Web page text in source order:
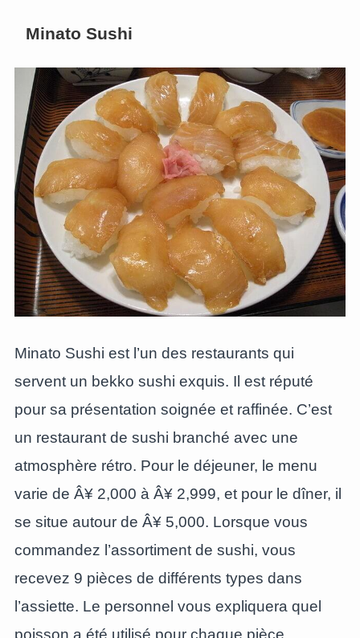
Minato Sushi
Minato Sushi est l’un des restaurants qui
servent un bekko sushi exquis. Il est réputé
pour sa présentation soignée et raffinée. C’est
un restaurant de sushi branché avec une
atmosphère rétro. Pour le déjeuner, le menu
varie de Â¥ 2,000 à Â¥ 2,999, et pour le dîner, il
se situe autour de Â¥ 5,000. Lorsque vous
commandez l’assortiment de sushi, vous
recevez 9 pièces de différents types dans
l’assiette. Le personnel vous expliquera quel
poisson a été utilisé pour chaque pièce.